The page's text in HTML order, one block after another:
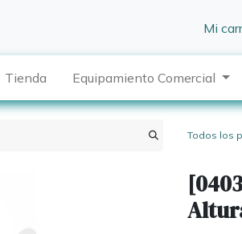
Mi
Tienda Equipamiento Comercial
Todos los